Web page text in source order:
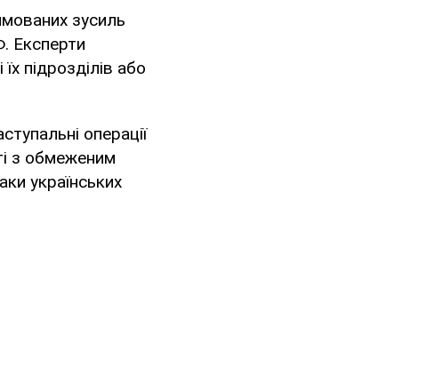
зусиль
Експерти
підрозділів або
операції
з обмеженим
українських